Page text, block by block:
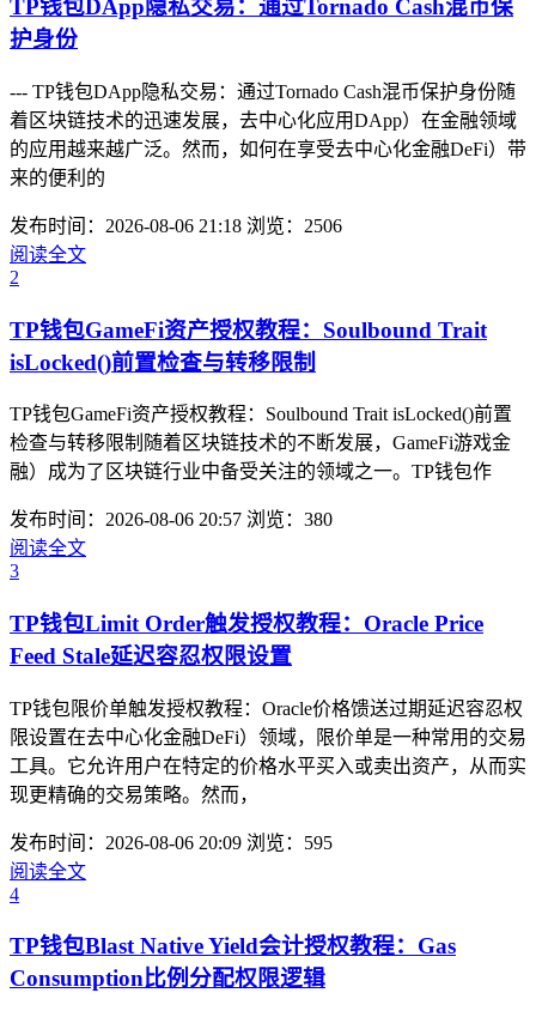
TP钱包DApp隐私交易：通过Tornado Cash混币保
护身份
--- TP钱包DApp隐私交易：通过Tornado Cash混币保护身份随
着区块链技术的迅速发展，去中心化应用DApp）在金融领域
的应用越来越广泛。然而，如何在享受去中心化金融DeFi）带
来的便利的
发布时间：2026-08-06 21:18 浏览：2506
阅读全文
2
TP钱包GameFi资产授权教程：Soulbound Trait
isLocked()前置检查与转移限制
TP钱包GameFi资产授权教程：Soulbound Trait isLocked()前置
检查与转移限制随着区块链技术的不断发展，GameFi游戏金
融）成为了区块链行业中备受关注的领域之一。TP钱包作
发布时间：2026-08-06 20:57 浏览：380
阅读全文
3
TP钱包Limit Order触发授权教程：Oracle Price
Feed Stale延迟容忍权限设置
TP钱包限价单触发授权教程：Oracle价格馈送过期延迟容忍权
限设置在去中心化金融DeFi）领域，限价单是一种常用的交易
工具。它允许用户在特定的价格水平买入或卖出资产，从而实
现更精确的交易策略。然而，
发布时间：2026-08-06 20:09 浏览：595
阅读全文
4
TP钱包Blast Native Yield会计授权教程：Gas
Consumption比例分配权限逻辑